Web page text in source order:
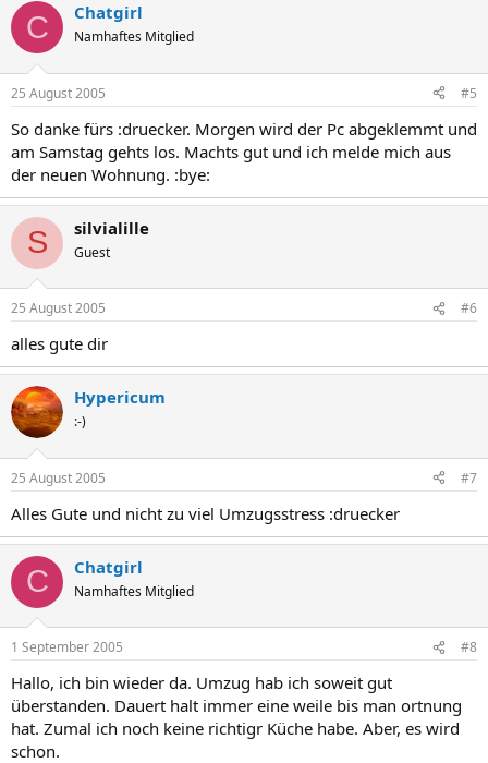
C Chatgirl
Namhaftes Mitglied
25 August 2005 #5
So danke fürs :druecker. Morgen wird der Pc abgeklemmt und
am Samstag gehts los. Machts gut und ich melde mich aus
der neuen Wohnung. :bye:
S silvialille
Guest
25 August 2005 #6
alles gute dir
Hypericum
:-)
25 August 2005 #7
Alles Gute und nicht zu viel Umzugsstress :druecker
C Chatgirl
Namhaftes Mitglied
1 September 2005 #8
Hallo, ich bin wieder da. Umzug hab ich soweit gut
überstanden. Dauert halt immer eine weile bis man ortnung
hat. Zumal ich noch keine richtigr Küche habe. Aber, es wird
schon.